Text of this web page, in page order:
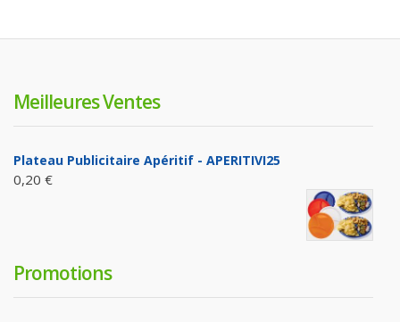
Meilleures Ventes
Plateau Publicitaire Apéritif - APERITIVI25
0,20 €
Promotions